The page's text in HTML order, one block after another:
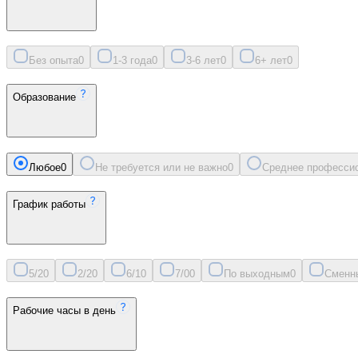
Без опыта0 1-3 года0 3-6 лет0 6+ лет0
Образование
Любое0 Не требуется или не важно0 Среднее
График работы
5/20 2/20 6/10 7/00 По выходным0
Рабочие часы в день